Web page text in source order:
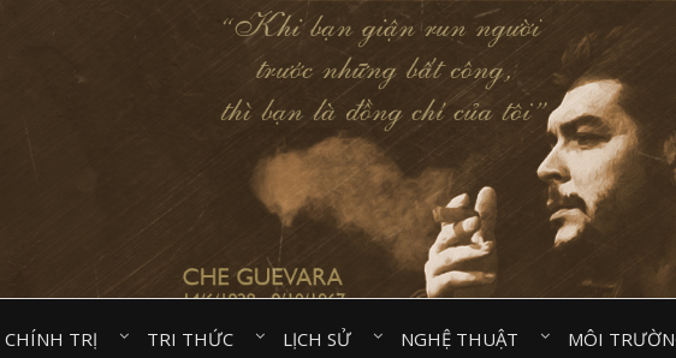
CHÍNH TRỊ⠀ TRI THỨC⠀ LỊCH SỬ⠀ NGHỆ THUẬT⠀ MÔI